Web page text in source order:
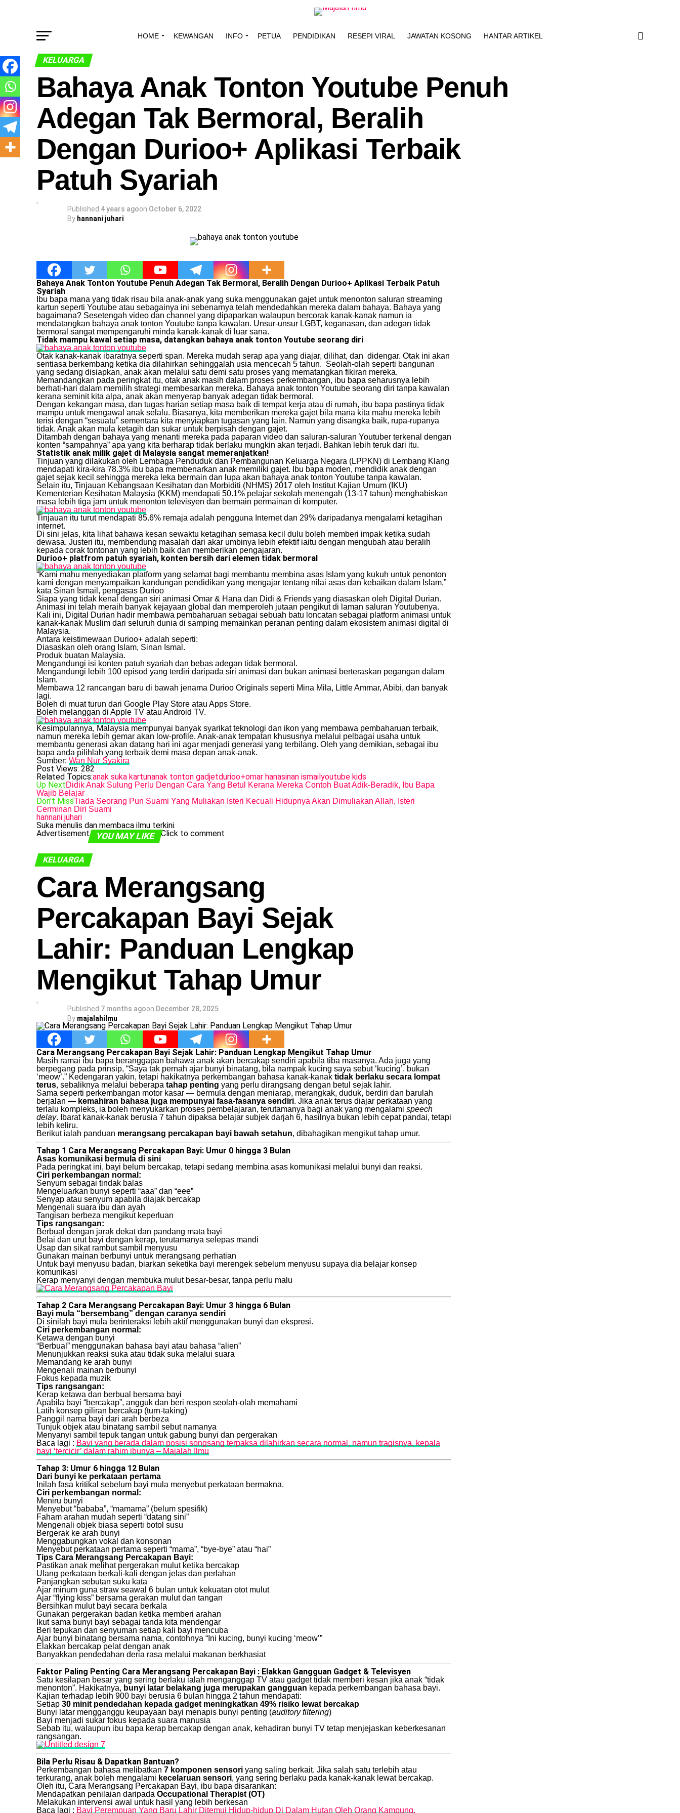
HOME KEWANGAN INFO PETUA PENDIDIKAN RESEPI VIRAL JAWATAN KOSONG HANTAR ARTIKEL
KELUARGA
Bahaya Anak Tonton Youtube Penuh
Adegan Tak Bermoral, Beralih
Dengan Durioo+ Aplikasi Terbaik
Patuh Syariah
Published 4 years agoon October 6, 2022
By hannani juhari
Bahaya Anak Tonton Youtube Penuh Adegan Tak Bermoral, Beralih Dengan Durioo+ Aplikasi Terbaik Patuh
Syariah
Ibu bapa mana yang tidak risau bila anak-anak yang suka menggunakan gajet untuk menonton saluran streaming
kartun seperti Youtube atau sebagainya ini sebenarnya telah mendedahkan mereka dalam bahaya. Bahaya yang
bagaimana? Sesetengah video dan channel yang dipaparkan walaupun bercorak kanak-kanak namun ia
mendatangkan bahaya anak tonton Youtube tanpa kawalan. Unsur-unsur LGBT, keganasan, dan adegan tidak
bermoral sangat mempengaruhi minda kanak-kanak di luar sana.
Tidak mampu kawal setiap masa, datangkan bahaya anak tonton Youtube seorang diri
Otak kanak-kanak ibaratnya seperti span. Mereka mudah serap apa yang diajar, dilihat, dan didengar. Otak ini akan
sentiasa berkembang ketika dia dilahirkan sehinggalah usia mencecah 5 tahun. Seolah-olah seperti bangunan
yang sedang disiapkan, anak akan melalui satu demi satu proses yang mematangkan fikiran mereka.
Memandangkan pada peringkat itu, otak anak masih dalam proses perkembangan, ibu bapa seharusnya lebih
berhati-hari dalam memilih strategi membesarkan mereka. Bahaya anak tonton Youtube seorang diri tanpa kawalan
kerana seminit kita alpa, anak akan menyerap banyak adegan tidak bermoral.
Dengan kekangan masa, dan tugas harian setiap masa baik di tempat kerja atau di rumah, ibu bapa pastinya tidak
mampu untuk mengawal anak selalu. Biasanya, kita memberikan mereka gajet bila mana kita mahu mereka lebih
terisi dengan “sesuatu” sementara kita menyiapkan tugasan yang lain. Namun yang disangka baik, rupa-rupanya
tidak. Anak akan mula ketagih dan sukar untuk berpisah dengan gajet.
Ditambah dengan bahaya yang menanti mereka pada paparan video dan saluran-saluran Youtuber terkenal dengan
konten “sampahnya” apa yang kita berharap tidak berlaku mungkin akan terjadi. Bahkan lebih teruk dari itu.
Statistik anak milik gajet di Malaysia sangat memeranjatkan!
Tinjuan yang dilakukan oleh Lembaga Penduduk dan Pembangunan Keluarga Negara (LPPKN) di Lembang Klang
mendapati kira-kira 78.3% ibu bapa membenarkan anak memiliki gajet. Ibu bapa moden, mendidik anak dengan
gajet sejak kecil sehingga mereka leka bermain dan lupa akan bahaya anak tonton Youtube tanpa kawalan.
Selain itu, Tinjauan Kebangsaan Kesihatan dan Morbiditi (NHMS) 2017 oleh Institut Kajian Umum (IKU)
Kementerian Kesihatan Malaysia (KKM) mendapati 50.1% pelajar sekolah menengah (13-17 tahun) menghabiskan
masa lebih tiga jam untuk menonton televisyen dan bermain permainan di komputer.
Tinjauan itu turut mendapati 85.6% remaja adalah pengguna Internet dan 29% daripadanya mengalami ketagihan
internet.
Di sini jelas, kita lihat bahawa kesan sewaktu ketagihan semasa kecil dulu boleh memberi impak ketika sudah
dewasa. Justeri itu, membendung masalah dari akar umbinya lebih efektif iaitu dengan mengubah atau beralih
kepada corak tontonan yang lebih baik dan memberikan pengajaran.
Durioo+ platfrom patuh syariah, konten bersih dari elemen tidak bermoral
“Kami mahu menyediakan platform yang selamat bagi membantu membina asas Islam yang kukuh untuk penonton
kami dengan menyampaikan kandungan pendidikan yang mengajar tentang nilai asas dan kebaikan dalam Islam,”
kata Sinan Ismail, pengasas Durioo
Siapa yang tidak kenal dengan siri animasi Omar & Hana dan Didi & Friends yang diasaskan oleh Digital Durian.
Animasi ini telah meraih banyak kejayaan global dan memperoleh jutaan pengikut di laman saluran Youtubenya.
Kali ini, Digital Durian hadir membawa pembaharuan sebagai sebuah batu loncatan sebagai platform animasi untuk
kanak-kanak Muslim dari seluruh dunia di samping memainkan peranan penting dalam ekosistem animasi digital di
Malaysia.
Antara keistimewaan Durioo+ adalah seperti:
Diasaskan oleh orang Islam, Sinan Ismal.
Produk buatan Malaysia.
Mengandungi isi konten patuh syariah dan bebas adegan tidak bermoral.
Mengandungi lebih 100 episod yang terdiri daripada siri animasi dan bukan animasi berteraskan pegangan dalam
Islam.
Membawa 12 rancangan baru di bawah jenama Durioo Originals seperti Mina Mila, Little Ammar, Abibi, dan banyak
lagi.
Boleh di muat turun dari Google Play Store atau Apps Store.
Boleh melanggan di Apple TV atau Android TV.
Kesimpulannya, Malaysia mempunyai banyak syarikat teknologi dan ikon yang membawa pembaharuan terbaik,
namun mereka lebih gemar akan low-profile. Anak-anak tempatan khususnya melalui pelbagai usaha untuk
membantu generasi akan datang hari ini agar menjadi generasi yang terbilang. Oleh yang demikian, sebagai ibu
bapa anda pilihlah yang terbaik demi masa depan anak-anak.
Sumber: Wan Nur Syakira
Post Views: 282
Related Topics:anak suka kartunanak tonton gadjetdurioo+omar hanasinan ismailyoutube kids
Up NextDidik Anak Sulung Perlu Dengan Cara Yang Betul Kerana Mereka Contoh Buat Adik-Beradik, Ibu Bapa
Wajib Belajar
Don't MissTiada Seorang Pun Suami Yang Muliakan Isteri Kecuali Hidupnya Akan Dimuliakan Allah, Isteri
Cerminan Diri Suami
hannani juhari
Suka menulis dan membaca ilmu terkini.
Advertisement
YOU MAY LIKE Click to comment
KELUARGA
Cara Merangsang
Percakapan Bayi Sejak
Lahir: Panduan Lengkap
Mengikut Tahap Umur
Published 7 months agoon December 28, 2025
By majalahilmu
Cara Merangsang Percakapan Bayi Sejak Lahir: Panduan Lengkap Mengikut Tahap Umur
Masih ramai ibu bapa beranggapan bahawa anak akan bercakap sendiri apabila tiba masanya. Ada juga yang
berpegang pada prinsip, “Saya tak pernah ajar bunyi binatang, bila nampak kucing saya sebut ‘kucing’, bukan
‘meow’.” Kedengaran yakin, tetapi hakikatnya perkembangan bahasa kanak-kanak tidak berlaku secara lompat
terus, sebaliknya melalui beberapa tahap penting yang perlu dirangsang dengan betul sejak lahir.
Sama seperti perkembangan motor kasar — bermula dengan meniarap, merangkak, duduk, berdiri dan barulah
berjalan — kemahiran bahasa juga mempunyai fasa-fasanya sendiri. Jika anak terus diajar perkataan yang
terlalu kompleks, ia boleh menyukarkan proses pembelajaran, terutamanya bagi anak yang mengalami speech
delay. Ibarat kanak-kanak berusia 7 tahun dipaksa belajar subjek darjah 6, hasilnya bukan lebih cepat pandai, tetapi
lebih keliru.
Berikut ialah panduan merangsang percakapan bayi bawah setahun, dibahagikan mengikut tahap umur.
Tahap 1 Cara Merangsang Percakapan Bayi: Umur 0 hingga 3 Bulan
Asas komunikasi bermula di sini
Pada peringkat ini, bayi belum bercakap, tetapi sedang membina asas komunikasi melalui bunyi dan reaksi.
Ciri perkembangan normal:
Senyum sebagai tindak balas
Mengeluarkan bunyi seperti “aaa” dan “eee”
Senyap atau senyum apabila diajak bercakap
Mengenali suara ibu dan ayah
Tangisan berbeza mengikut keperluan
Tips rangsangan:
Berbual dengan jarak dekat dan pandang mata bayi
Belai dan urut bayi dengan kerap, terutamanya selepas mandi
Usap dan sikat rambut sambil menyusu
Gunakan mainan berbunyi untuk merangsang perhatian
Untuk bayi menyusu badan, biarkan seketika bayi merengek sebelum menyusu supaya dia belajar konsep
komunikasi
Kerap menyanyi dengan membuka mulut besar-besar, tanpa perlu malu
Tahap 2 Cara Merangsang Percakapan Bayi: Umur 3 hingga 6 Bulan
Bayi mula “bersembang” dengan caranya sendiri
Di sinilah bayi mula berinteraksi lebih aktif menggunakan bunyi dan ekspresi.
Ciri perkembangan normal:
Ketawa dengan bunyi
“Berbual” menggunakan bahasa bayi atau bahasa “alien”
Menunjukkan reaksi suka atau tidak suka melalui suara
Memandang ke arah bunyi
Mengenali mainan berbunyi
Fokus kepada muzik
Tips rangsangan:
Kerap ketawa dan berbual bersama bayi
Apabila bayi “bercakap”, angguk dan beri respon seolah-olah memahami
Latih konsep giliran bercakap (turn-taking)
Panggil nama bayi dari arah berbeza
Tunjuk objek atau binatang sambil sebut namanya
Menyanyi sambil tepuk tangan untuk gabung bunyi dan pergerakan
Baca lagi : Bayi yang berada dalam posisi songsang terpaksa dilahirkan secara normal, namun tragisnya, kepala
bayi ‘tercicir’ dalam rahim ibunya – Majalah Ilmu
Tahap 3: Umur 6 hingga 12 Bulan
Dari bunyi ke perkataan pertama
Inilah fasa kritikal sebelum bayi mula menyebut perkataan bermakna.
Ciri perkembangan normal:
Meniru bunyi
Menyebut “bababa”, “mamama” (belum spesifik)
Faham arahan mudah seperti “datang sini”
Mengenali objek biasa seperti botol susu
Bergerak ke arah bunyi
Menggabungkan vokal dan konsonan
Menyebut perkataan pertama seperti “mama”, “bye-bye” atau “hai”
Tips Cara Merangsang Percakapan Bayi:
Pastikan anak melihat pergerakan mulut ketika bercakap
Ulang perkataan berkali-kali dengan jelas dan perlahan
Panjangkan sebutan suku kata
Ajar minum guna straw seawal 6 bulan untuk kekuatan otot mulut
Ajar “flying kiss” bersama gerakan mulut dan tangan
Bersihkan mulut bayi secara berkala
Gunakan pergerakan badan ketika memberi arahan
Ikut sama bunyi bayi sebagai tanda kita mendengar
Beri tepukan dan senyuman setiap kali bayi mencuba
Ajar bunyi binatang bersama nama, contohnya “Ini kucing, bunyi kucing ‘meow’”
Elakkan bercakap pelat dengan anak
Banyakkan pendedahan deria rasa melalui makanan berkhasiat
Faktor Paling Penting Cara Merangsang Percakapan Bayi : Elakkan Gangguan Gadget & Televisyen
Satu kesilapan besar yang sering berlaku ialah menganggap TV atau gadget tidak memberi kesan jika anak “tidak
menonton”. Hakikatnya, bunyi latar belakang juga merupakan gangguan kepada perkembangan bahasa bayi.
Kajian terhadap lebih 900 bayi berusia 6 bulan hingga 2 tahun mendapati:
Setiap 30 minit pendedahan kepada gadget meningkatkan 49% risiko lewat bercakap
Bunyi latar mengganggu keupayaan bayi menapis bunyi penting (auditory filtering)
Bayi menjadi sukar fokus kepada suara manusia
Sebab itu, walaupun ibu bapa kerap bercakap dengan anak, kehadiran bunyi TV tetap menjejaskan keberkesanan
rangsangan.
Bila Perlu Risau & Dapatkan Bantuan?
Perkembangan bahasa melibatkan 7 komponen sensori yang saling berkait. Jika salah satu terlebih atau
terkurang, anak boleh mengalami kecelaruan sensori, yang sering berlaku pada kanak-kanak lewat bercakap.
Oleh itu, Cara Merangsang Percakapan Bayi, ibu bapa disarankan:
Mendapatkan penilaian daripada Occupational Therapist (OT)
Melakukan intervensi awal untuk hasil yang lebih berkesan
Baca lagi : Bayi Perempuan Yang Baru Lahir Ditemui Hidup-hidup Di Dalam Hutan Oleh Orang Kampung,